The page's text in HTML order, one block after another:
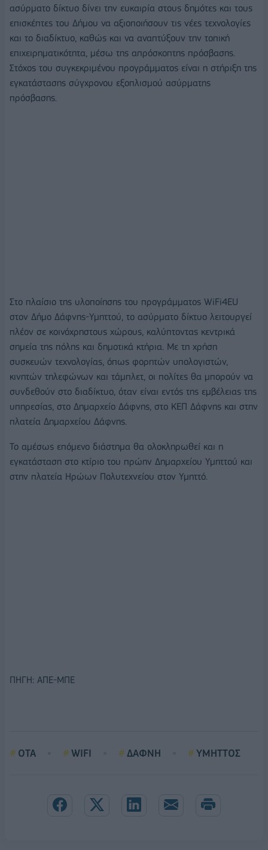
ασύρματο δίκτυο δίνει την ευκαιρία στους δημότες και τους
επισκέπτες του Δήμου να αξιοποιήσουν τις νέες τεχνολογίες
και το διαδίκτυο, καθώς και να αναπτύξουν την τοπική
επιχειρηματικότητα, μέσω της απρόσκοπτης πρόσβασης.
Στόχος του συγκεκριμένου προγράμματος είναι η στήριξη της
εγκατάστασης σύγχρονου εξοπλισμού ασύρματης
πρόσβασης.
Στο πλαίσιο της υλοποίησης του προγράμματος WiFi4EU
στον Δήμο Δάφνης-Υμηττού, το ασύρματο δίκτυο λειτουργεί
πλέον σε κοινόχρηστους χώρους, καλύπτοντας κεντρικά
σημεία της πόλης και δημοτικά κτήρια. Με τη χρήση
συσκευών τεχνολογίας, όπως φορητών υπολογιστών,
κινητών τηλεφώνων και τάμπλετ, οι πολίτες θα μπορούν να
συνδεθούν στο διαδίκτυο, όταν είναι εντός της εμβέλειας της
υπηρεσίας, στο Δημαρχείο Δάφνης, στο ΚΕΠ Δάφνης και στην
πλατεία Δημαρχείου Δάφνης.
Το αμέσως επόμενο διάστημα θα ολοκληρωθεί και η
εγκατάσταση στο κτίριο του πρώην Δημαρχείου Υμηττού και
στην πλατεία Ηρώων Πολυτεχνείου στον Υμηττό.
ΠΗΓΗ: ΑΠΕ-ΜΠΕ
OTA WIFI ΔΑΦΝΗ ΥΜΗΤΤΟΣ